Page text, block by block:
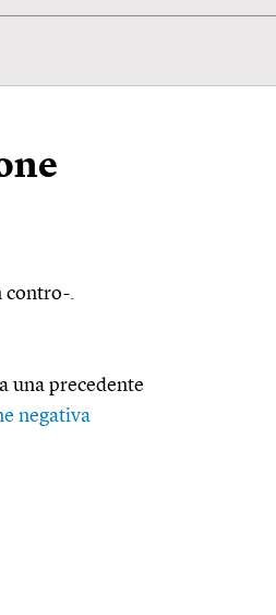
contro-.
una precedente
negativa